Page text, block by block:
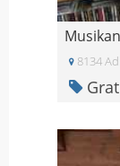
8134